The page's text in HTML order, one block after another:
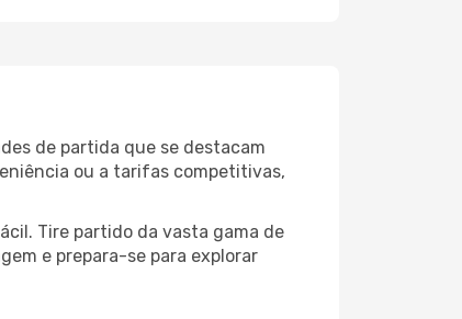
de partida que se destacam
ou a tarifas competitivas,
Tire partido da vasta gama de
e prepara-se para explorar